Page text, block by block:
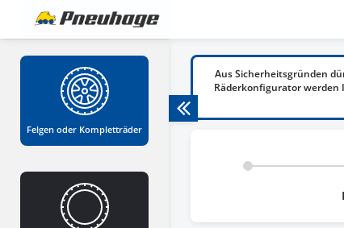
Felgen oder Kompletträder
Aus Sicherheitsgründen
Räderkonfigurator werden